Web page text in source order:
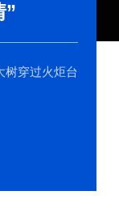
”
树穿过火炬台